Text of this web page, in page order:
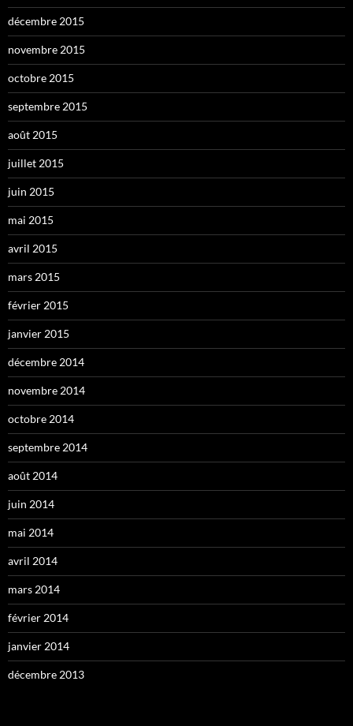
décembre 2015
novembre 2015
octobre 2015
septembre 2015
août 2015
juillet 2015
juin 2015
mai 2015
avril 2015
mars 2015
février 2015
janvier 2015
décembre 2014
novembre 2014
octobre 2014
septembre 2014
août 2014
juin 2014
mai 2014
avril 2014
mars 2014
février 2014
janvier 2014
décembre 2013